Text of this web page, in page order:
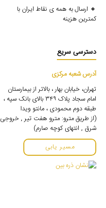
🔸 ارسال به همه ی نقاط ایران با
کمترین هزینه
دسترسی سریع
آدرس شعبه مرکزی
تهران، خیابان بهار ، بالاتر از بیمارستان
امام سجاد پلاک ۳۴۹ بالای بانک سپه ،
طبقه دوم محمودی ، مانتو ویدا
(از طریق مترو: مترو هفت تیر , خروجی
شرق , انتهای کوچه صارم)
مسیر یابی